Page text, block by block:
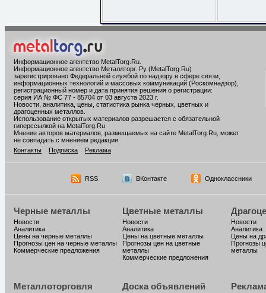
Информационное агентство MetalTorg.Ru
Информационное агентство Металлторг. Ру (MetalTorg.Ru)
зарегистрировано Федеральной службой по надзору в сфере связи,
информационных технологий и массовых коммуникаций (Роскомнадзор),
регистрационный номер и дата принятия решения о регистрации:
серия ИА № ФС 77 - 85704 от 03 августа 2023 г.
Новости, аналитика, цены, статистика рынка черных, цветных и
драгоценных металлов.
Использование открытых материалов разрешается с обязательной
гиперссылкой на MetalTorg.Ru
Мнение авторов материалов, размещаемых на сайте MetalTorg.Ru, может
не совпадать с мнением редакции.
Контакты
Подписка Реклама
RSS ВКонтакте Одноклассники
Черные металлы
Новости
Аналитика
Цены на черные металлы
Прогнозы цен на черные металлы
Коммерческие предложения
Цветные металлы
Новости
Аналитика
Цены на цветные металлы
Прогнозы цен на цветные
металлы
Коммерческие предложения
Новости
Аналитика
Цены на
Прогнозы
металлы
Металлоторговля Доска объявлений